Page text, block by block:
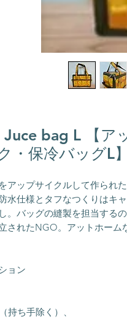
bag L 【ア
・保冷バッグL
アップサイクルして作られ
水仕様とタフなつくりはキ
。バッグの縫製を担当する
されたNGO。アットホーム
ョン
持ち手除く）、